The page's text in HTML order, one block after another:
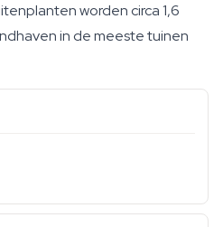
worden circa 1,6
in de meeste tuinen